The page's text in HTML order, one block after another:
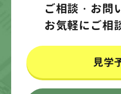
ご相談・お問
お気軽にご相
見学